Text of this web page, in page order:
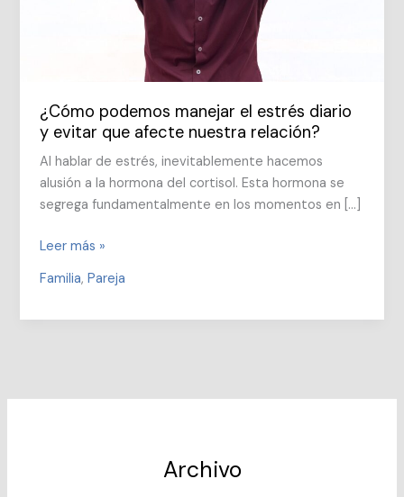
¿Cómo podemos manejar el estrés diario
y evitar que afecte nuestra relación?
Al hablar de estrés, inevitablemente hacemos
alusión a la hormona del cortisol. Esta hormona se
segrega fundamentalmente en los momentos en […]
¿Cómo
manejar
evitar
Leer más »
Familia,Pareja
Archivo